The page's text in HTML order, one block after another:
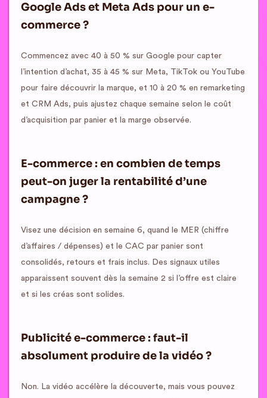
Google Ads et Meta Ads pour un e-
commerce ?
Commencez avec 40 à 50 % sur Google pour capter
l’intention d’achat, 35 à 45 % sur Meta, TikTok ou YouTube
pour faire découvrir la marque, et 10 à 20 % en remarketing
et CRM Ads, puis ajustez chaque semaine selon le coût
d’acquisition par panier et la marge observée.
E-commerce : en combien de temps
peut-on juger la rentabilité d’une
campagne ?
Visez une décision en semaine 6, quand le MER (chiffre
d’affaires / dépenses) et le CAC par panier sont
consolidés, retours et frais inclus. Des signaux utiles
apparaissent souvent dès la semaine 2 si l’offre est claire
et si les créas sont solides.
Publicité e-commerce : faut-il
absolument produire de la vidéo ?
Non. La vidéo accélère la découverte, mais vous pouvez